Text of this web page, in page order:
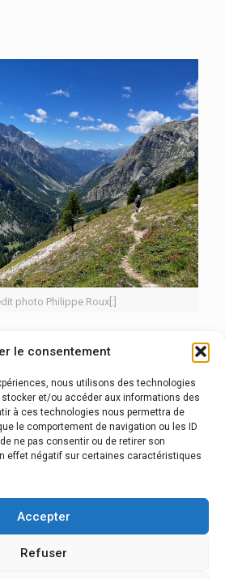
le consentement
nous utilisons des technologies
et/ou accéder aux informations des
à ces technologies nous permettra de
le comportement de navigation ou les ID
ne pas consentir ou de retirer son
effet négatif sur certaines caractéristiques
Accepter
Refuser
photo Philippe Roux[:]
trek mythique de la chaîne des Alpes qui